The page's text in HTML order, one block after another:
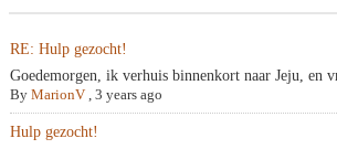
RE: Hulp gezocht!
Goedemorgen, ik verhuis binnenkort naar Jeju, en
By MarionV , 3 years ago
Hulp gezocht!